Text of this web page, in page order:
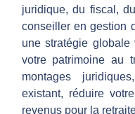
x
p
e
juridique, du fiscal,
conseiller en gestion
une stratégie globale
votre patrimoine au
montages
existant, réduire
revenus pour la